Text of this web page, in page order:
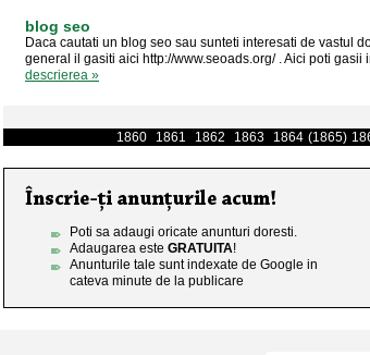
blog seo
Daca cautati un blog seo sau sunteti interesati de vastul
general il gasiti aici http://www.seoads.org/ . Aici poti gasii
descrierea »
1860
1861 1862 1863 1864 (1865)
Poti sa adaugi oricate anunturi doresti.
Adaugarea este GRATUITA!
Anunturile tale sunt indexate de Google in
cateva minute de la publicare